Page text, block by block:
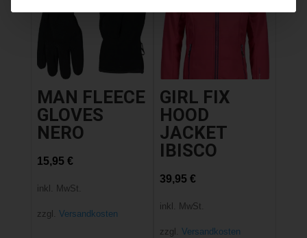
MAN FLEECE
GLOVES
NERO
15,95 €
inkl. MwSt.
zzgl. Versandkosten
GIRL FIX
HOOD
JACKET
IBISCO
39,95 €
inkl. MwSt.
zzgl. Versandkosten